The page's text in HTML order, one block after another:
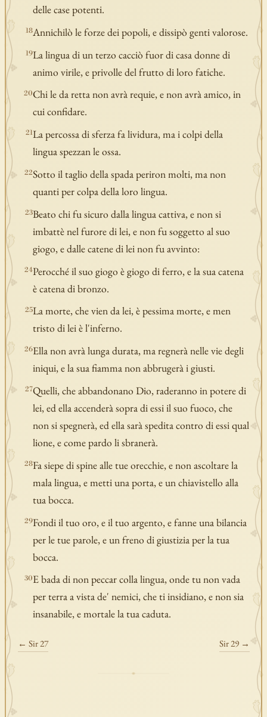
delle case potenti.
18Annichilò le forze dei popoli, e dissipò genti valorose.
19La lingua di un terzo cacciò fuor di casa donne di
animo virile, e privolle del frutto di loro fatiche.
20Chi le da retta non avrà requie, e non avrà amico, in
cui confidare.
21La percossa di sferza fa lividura, ma i colpi della
lingua spezzan le ossa.
22Sotto il taglio della spada periron molti, ma non
quanti per colpa della loro lingua.
23Beato chi fu sicuro dalla lingua cattiva, e non si
imbattè nel furore di lei, e non fu soggetto al suo
giogo, e dalle catene di lei non fu avvinto:
24Perocché il suo giogo è giogo di ferro, e la sua catena
è catena di bronzo.
25La morte, che vien da lei, è pessima morte, e men
tristo di lei è l'inferno.
26Ella non avrà lunga durata, ma regnerà nelle vie degli
iniqui, e la sua fiamma non abbrugerà i giusti.
27Quelli, che abbandonano Dio, raderanno in potere di
lei, ed ella accenderà sopra di essi il suo fuoco, che
non si spegnerà, ed ella sarà spedita contro di essi qual
lione, e come pardo li sbranerà.
28Fa siepe di spine alle tue orecchie, e non ascoltare la
mala lingua, e metti una porta, e un chiavistello alla
tua bocca.
29Fondi il tuo oro, e il tuo argento, e fanne una bilancia
per le tue parole, e un freno di giustizia per la tua
bocca.
30E bada di non peccar colla lingua, onde tu non vada
per terra a vista de' nemici, che ti insidiano, e non sia
insanabile, e mortale la tua caduta.
← Sir 27 Sir 29 →